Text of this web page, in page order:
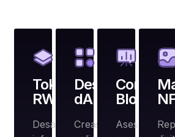
Tokenización
RWA
Desarrollamos la
Desarrollo
dApps
Creamos